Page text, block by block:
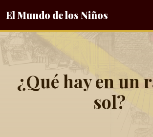
El Mundo de los Niños
¿Qué hay en un
sol?